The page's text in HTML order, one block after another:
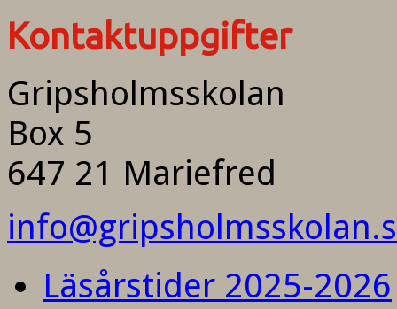
Kontaktuppgifter
Gripsholmsskolan
Box 5
647 21 Mariefred
Läsårstider 2025-2026